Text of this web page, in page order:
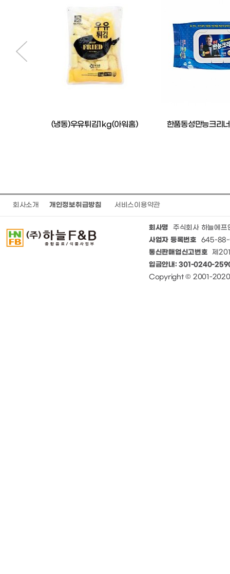
(냉동)우유튀김1kg(아워홈) 한품동성만능크리
회사소개 개인정보취급방침 서비스이용약관
회사명 주식회사 하늘에프
사업자 등록번호 645-88-
통신판매업신고번호 제
입금안내: 301-0240-
Copyright © 2001-2020